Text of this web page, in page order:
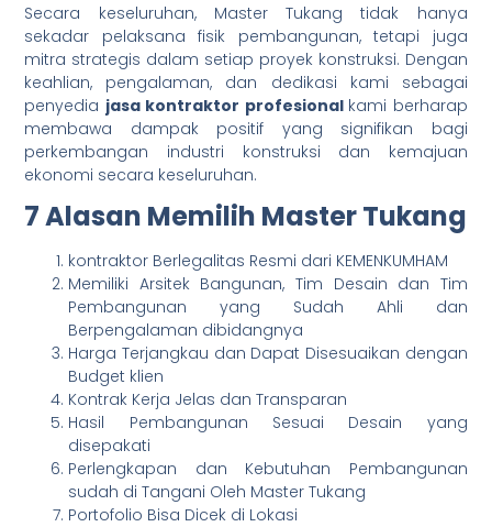
Secara keseluruhan, Master Tukang tidak hanya
sekadar pelaksana fisik pembangunan, tetapi juga
mitra strategis dalam setiap proyek konstruksi. Dengan
keahlian, pengalaman, dan dedikasi kami sebagai
penyedia jasa kontraktor profesional kami berharap
membawa dampak positif yang signifikan bagi
perkembangan industri konstruksi dan kemajuan
ekonomi secara keseluruhan.
7 Alasan Memilih Master Tukang
kontraktor Berlegalitas Resmi dari KEMENKUMHAM
Memiliki Arsitek Bangunan, Tim Desain dan Tim
Pembangunan yang Sudah Ahli dan
Berpengalaman dibidangnya
Harga Terjangkau dan Dapat Disesuaikan dengan
Budget klien
Kontrak Kerja Jelas dan Transparan
Hasil Pembangunan Sesuai Desain yang
disepakati
Perlengkapan dan Kebutuhan Pembangunan
sudah di Tangani Oleh Master Tukang
Portofolio Bisa Dicek di Lokasi